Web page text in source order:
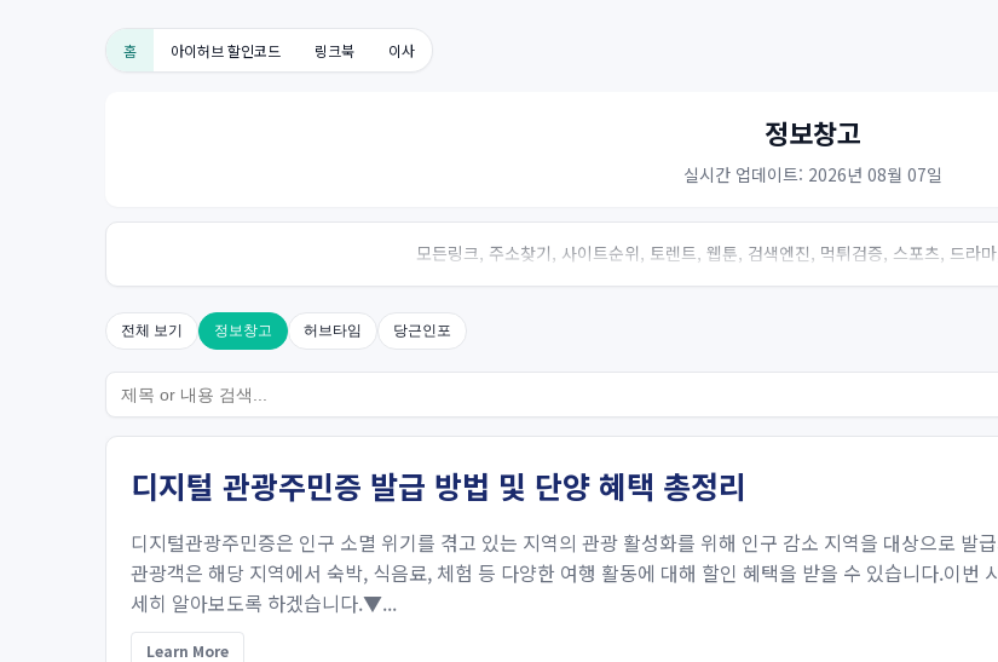
홈 아이허브 할인코드 링크북 이사
정보창고
실시간 업데이트: 2026년 08월 07일
모든링크, 주소찾기, 사이트순위, 토렌트, 웹툰, 검색엔진, 먹튀검증, 스포츠, 드라
전체 보기 정보창고 허브타임 당근인포
디지털 관광주민증 발급 방법 및 단양 혜택 총정리
디지털관광주민증은 인구 소멸 위기를 겪고 있는 지역의 관광 활성화를 위해 인구 감소 지역을 대상으로 발
관광객은 해당 지역에서 숙박, 식음료, 체험 등 다양한 여행 활동에 대해 할인 혜택을 받을 수 있습니다.이번
세히 알아보도록 하겠습니다.▼...
Learn More